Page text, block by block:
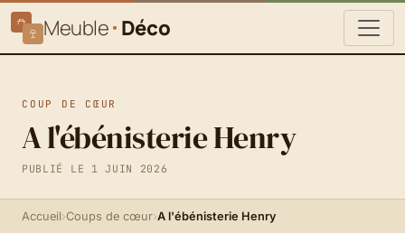
Meuble Déco
COUP DE CŒUR
A l'ébénisterie Henry
PUBLIÉ LE 1 JUIN 2026
Accueil›Coups de cœur›A l'ébénisterie Henry